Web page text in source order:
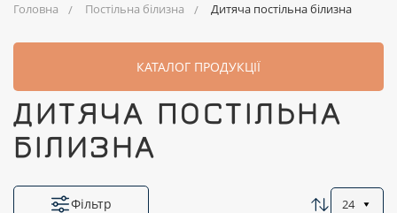
Головна Постільна білизна Дитяча постільна білизна
КАТАЛОГ ПРОДУКЦІЇ
ДИТЯЧА ПОСТІЛЬНА
БІЛИЗНА
Фільтр 24